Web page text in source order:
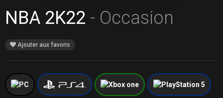
NBA 2K22 - Occasion
Ajouter aux favoris